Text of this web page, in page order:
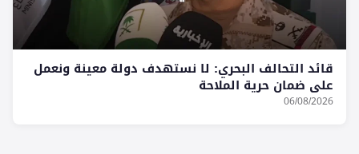
قائد التحالف البحري: لا نستهدف دولة معينة ونعمل
على ضمان حرية الملاحة
06/08/2026